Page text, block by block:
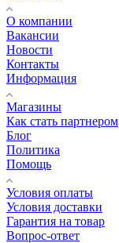
О компании
Вакансии
Новости
Контакты
Информация
Магазины
Как стать партнером
Блог
Политика
Помощь
Условия оплаты
Условия доставки
Гарантия на товар
Вопрос-ответ